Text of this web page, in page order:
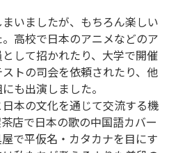
いましたが、もちろん楽しい
高校で日本のアニメなどのア
して招かれたり、大学で開催
トの司会を依頼されたり、他
も出演しました。
本の文化を通じて交流する機
店で日本の歌の中国語カバー
で平仮名・カタカナを目にす